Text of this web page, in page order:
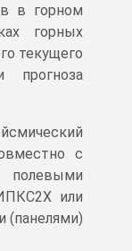
в горном
горных
текущего
прогноза
с
или
(панелями)